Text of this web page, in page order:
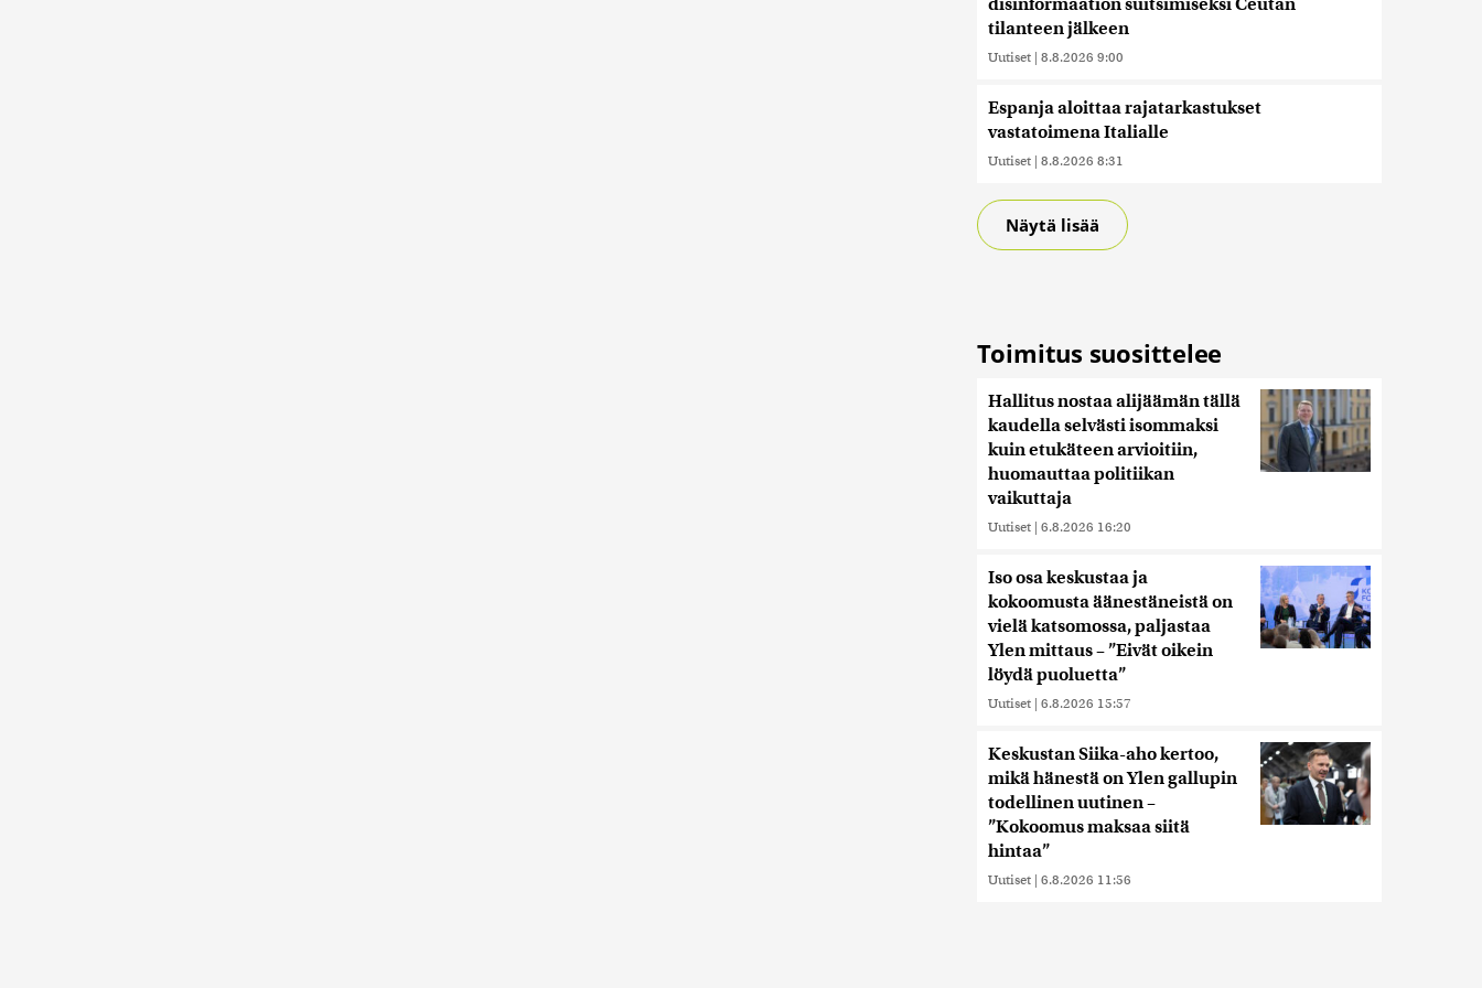
disinformaation suitsimiseksi Ceutan
tilanteen jälkeen
Uutiset | 8.8.2026 9:00
Espanja aloittaa rajatarkastukset
vastatoimena Italialle
Uutiset | 8.8.2026 8:31
Näytä lisää
Toimitus suosittelee
Hallitus nostaa alijäämän tällä
kaudella selvästi isommaksi
kuin etukäteen arvioitiin,
huomauttaa politiikan
vaikuttaja
Uutiset | 6.8.2026 16:20
Iso osa keskustaa ja
kokoomusta äänestäneistä on
vielä katsomossa, paljastaa
Ylen mittaus – ”Eivät oikein
löydä puoluetta”
Uutiset | 6.8.2026 15:57
Keskustan Siika-aho kertoo,
mikä hänestä on Ylen gallupin
todellinen uutinen –
”Kokoomus maksaa siitä
hintaa”
Uutiset | 6.8.2026 11:56